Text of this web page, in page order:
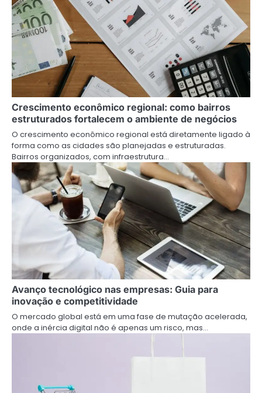
Crescimento econômico regional: como bairros
estruturados fortalecem o ambiente de negócios
O crescimento econômico regional está diretamente ligado à
forma como as cidades são planejadas e estruturadas.
Bairros organizados, com infraestrutura…
Avanço tecnológico nas empresas: Guia para
inovação e competitividade
O mercado global está em uma fase de mutação acelerada,
onde a inércia digital não é apenas um risco, mas…